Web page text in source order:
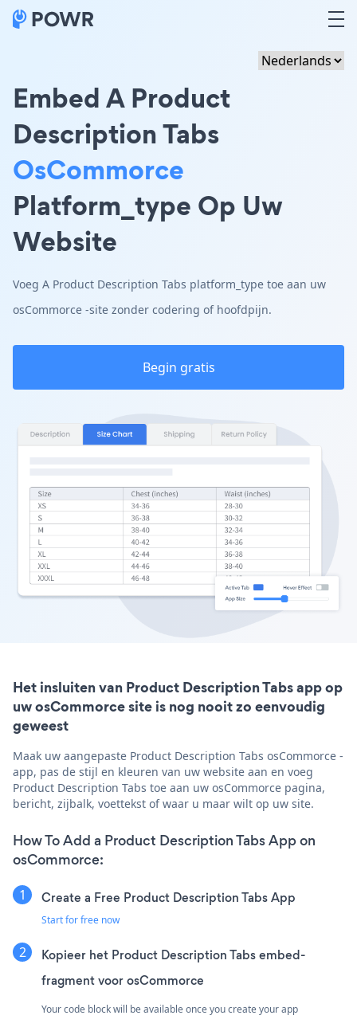
Embed A Product
Description Tabs
OsCommorce
Platform_type Op Uw
Website
Voeg A Product Description Tabs platform_type toe aan uw
osCommorce -site zonder codering of hoofdpijn.
Begin gratis
Het insluiten van Product Description Tabs app op
uw osCommorce site is nog nooit zo eenvoudig
geweest
Maak uw aangepaste Product Description Tabs osCommorce -
app, pas de stijl en kleuren van uw website aan en voeg
Product Description Tabs toe aan uw osCommorce pagina,
bericht, zijbalk, voettekst of waar u maar wilt op uw site.
How To Add a Product Description Tabs App on
osCommorce:
Create a Free Product Description Tabs App
Start for free now
Kopieer het Product Description Tabs embed-
fragment voor osCommorce
Your code block will be available once you create your app